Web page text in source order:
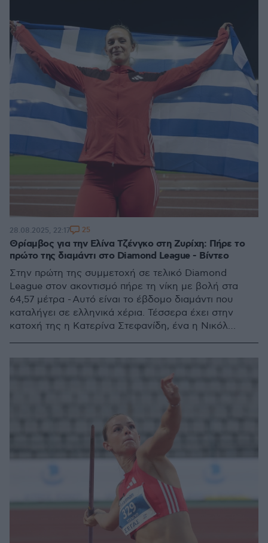
Θρίαμβος για την Ελίνα Τζένγκο στη Ζυρίχη: Πήρε το
πρώτο της διαμάντι στο Diamond League - Βίντεο
Στην πρώτη της συμμετοχή σε τελικό Diamond
League στον ακοντισμό πήρε τη νίκη με βολή στα
64,57 μέτρα - Αυτό είναι το έβδομο διαμάντι που
καταλήγει σε ελληνικά χέρια. Τέσσερα έχει στην
κατοχή της η Κατερίνα Στεφανίδη, ένα η Νικόλ
28.08.2025, 22:17 25